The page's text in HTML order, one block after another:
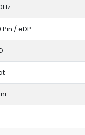
Pin / eDP